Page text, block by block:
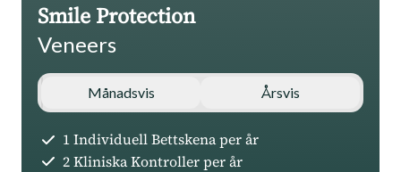
Smile Protection
Veneers
Månadsvis Årsvis
1 Individuell Bettskena per år
2 Kliniska Kontroller per år